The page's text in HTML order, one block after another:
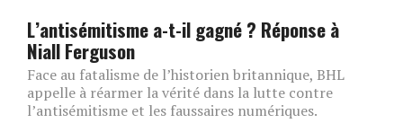
L’antisémitisme a-t-il gagné ? Réponse à
Niall Ferguson
Face au fatalisme de l’historien britannique, BHL
appelle à réarmer la vérité dans la lutte contre
l’antisémitisme et les faussaires numériques.